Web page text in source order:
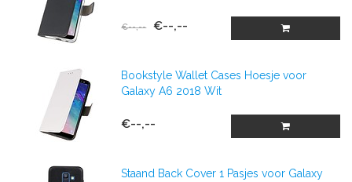
€--,-- €--,--
Bookstyle Wallet Cases Hoesje voor
Galaxy A6 2018 Wit
€--,--
Staand Back Cover 1 Pasjes voor Galaxy